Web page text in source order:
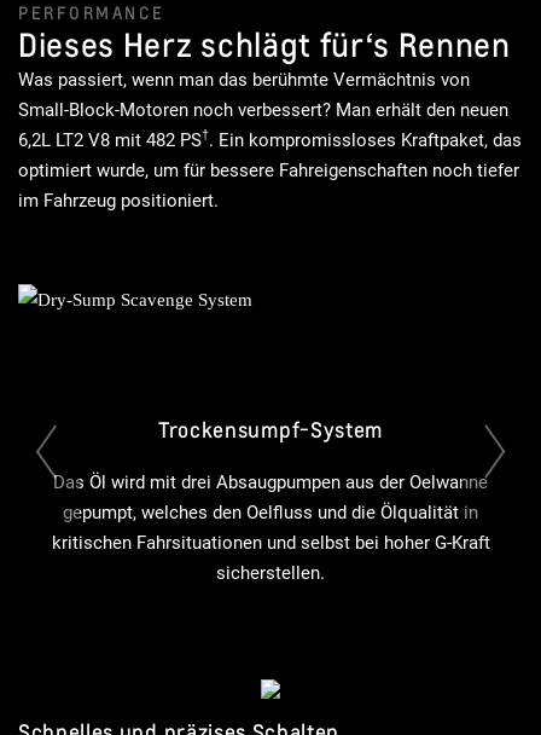
PERFORMANCE
Dieses Herz schlägt für‘s Rennen
Was passiert, wenn man das berühmte Vermächtnis von
Small-Block-Motoren noch verbessert? Man erhält den neuen
6,2L LT2 V8 mit 482 PS†. Ein kompromissloses Kraftpaket, das
optimiert wurde, um für bessere Fahreigenschaften noch tiefer
im Fahrzeug positioniert.
Trockensumpf-System
Das Öl wird mit drei Absaugpumpen aus der Oelwanne
gepumpt, welches den Oelfluss und die Ölqualität in
kritischen Fahrsituationen und selbst bei hoher G-Kraft
sicherstellen.
Vorherige Folie